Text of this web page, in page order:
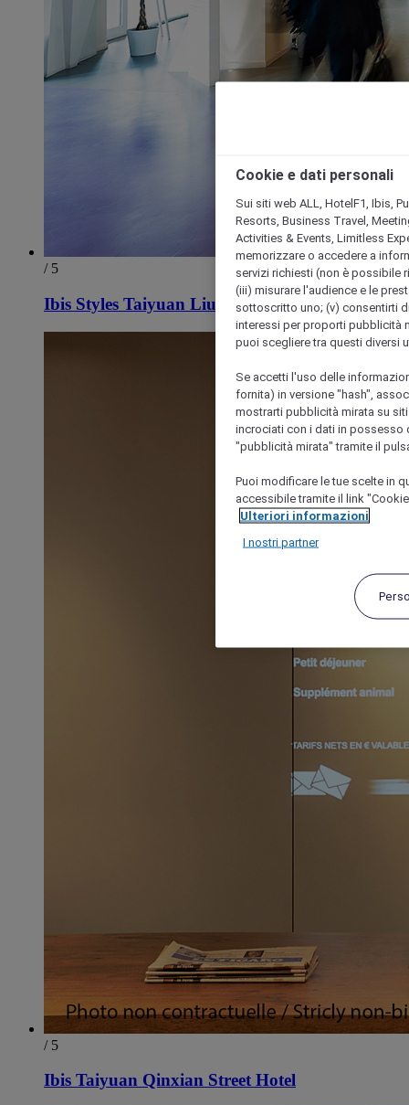
/ 5
Ibis Styles Taiyuan Liuxiang
/ 5
Ibis Taiyuan Qinxian Street Hotel
Cookie e dati personali
Sui siti web ALL, HotelF1, Ibis,
Resorts, Business Travel,
Activities & Events, Limitless
memorizzare o accedere a
servizi richiesti (non è possibile
(iii) misurare l'audience e le
sottoscritto uno; (v) consentirti
interessi per proporti pubblicità
puoi scegliere tra questi diversi
Se accetti l'uso delle
fornita) in versione "hash",
mostrarti pubblicità mirata su
incrociati con i dati in possesso
"pubblicità mirata" tramite il
Puoi modificare le tue scelte in
accessibile tramite il link
Ulteriori informazioni
I nostri partner